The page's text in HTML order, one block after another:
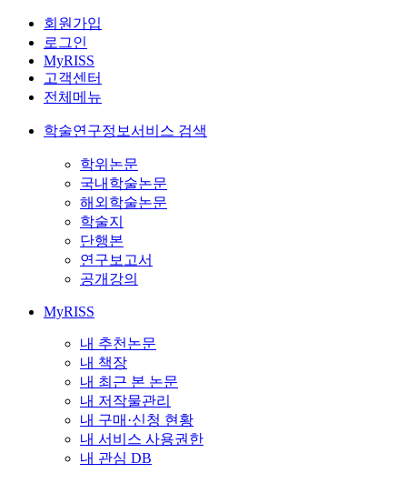
회원가입
로그인
MyRISS
고객센터
전체메뉴
학술연구정보서비스 검색
학위논문
국내학술논문
해외학술논문
학술지
단행본
연구보고서
공개강의
MyRISS
내 추천논문
내 책장
내 최근 본 논문
내 저작물관리
내 구매·신청 현황
내 서비스 사용권한
내 관심 DB